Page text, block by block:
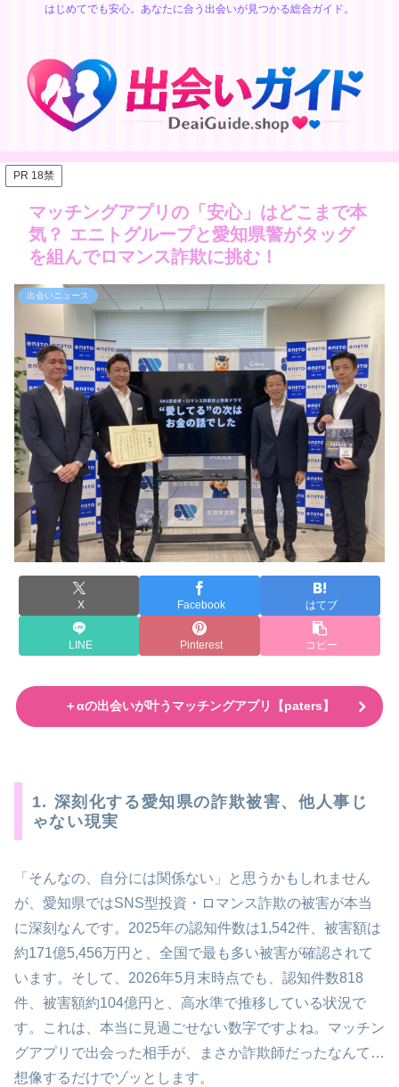
はじめてでも安心。あなたに合う出会いが見つかる総合ガイド。
PR 18禁
マッチングアプリの「安心」はどこまで本
気？ エニトグループと愛知県警がタッグ
を組んでロマンス詐欺に挑む！
出会いニュース
X Facebook はてブ
LINE Pinterest コピー
＋αの出会いが叶うマッチングアプリ【paters】
1. 深刻化する愛知県の詐欺被害、他人事じ
ゃない現実
「そんなの、自分には関係ない」と思うかもしれません
が、愛知県ではSNS型投資・ロマンス詐欺の被害が本当
に深刻なんです。2025年の認知件数は1,542件、被害額は
約171億5,456万円と、全国で最も多い被害が確認されて
います。そして、2026年5月末時点でも、認知件数818
件、被害額約104億円と、高水準で推移している状況で
す。これは、本当に見過ごせない数字ですよね。マッチン
グアプリで出会った相手が、まさか詐欺師だったなんて…
想像するだけでゾッとします。